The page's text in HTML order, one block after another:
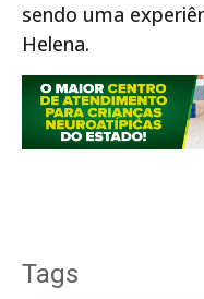
sendo uma
Helena.
Tags